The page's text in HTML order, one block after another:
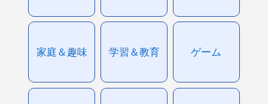
家庭＆趣味 学習＆教育 ゲーム